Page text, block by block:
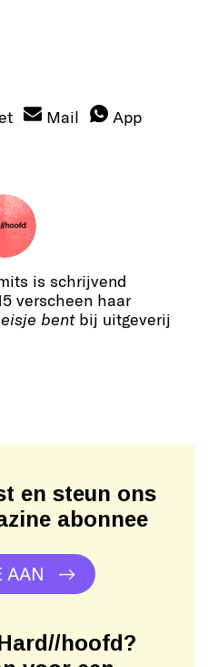
Mail App
is schrijvend
verscheen haar
bentbij uitgeverij
en steun ons
abonnee
AAN
hoofd?